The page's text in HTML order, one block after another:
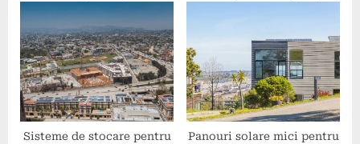
fotovoltaice
Sisteme de stocare pentru
Panouri solare mici pentru